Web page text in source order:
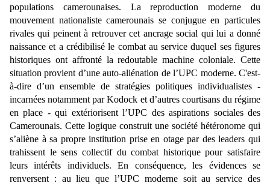
populations camerounaises. La reproduction moderne du
mouvement nationaliste camerounais se conjugue en particules
rivales qui peinent à retrouver cet ancrage social qui lui a donné
naissance et a crédibilisé le combat au service duquel ses figures
historiques ont affronté la redoutable machine coloniale. Cette
situation provient d’une auto-aliénation de l’UPC moderne. C'est-
à-dire d’un ensemble de stratégies politiques individualistes -
incarnées notamment par Kodock et d’autres courtisans du régime
en place - qui extériorisent l’UPC des aspirations sociales des
Camerounais. Cette logique construit une société hétéronome qui
s’aliène à sa propre institution prise en otage par des leaders qui
trahissent le sens collectif du combat historique pour satisfaire
leurs intérêts individuels. En conséquence, les évidences se
renversent : au lieu que l’UPC moderne soit au service des